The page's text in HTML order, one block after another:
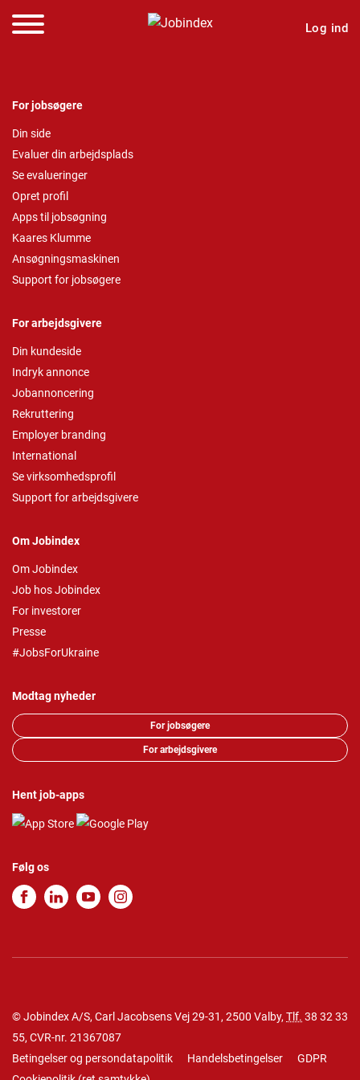
Log ind
For jobsøgere
Din side
Evaluer din arbejdsplads
Se evalueringer
Opret profil
Apps til jobsøgning
Kaares Klumme
Ansøgningsmaskinen
Support for jobsøgere
For arbejdsgivere
Din kundeside
Indryk annonce
Jobannoncering
Rekruttering
Employer branding
International
Se virksomhedsprofil
Support for arbejdsgivere
Om Jobindex
Om Jobindex
Job hos Jobindex
For investorer
Presse
#JobsForUkraine
Modtag nyheder
For jobsøgere
For arbejdsgivere
Hent job-apps
Følg os
© Jobindex A/S, Carl Jacobsens Vej 29-31, 2500 Valby, Tlf. 38 32 33
55, CVR-nr. 21367087
Betingelser og persondatapolitik
Handelsbetingelser
GDPR